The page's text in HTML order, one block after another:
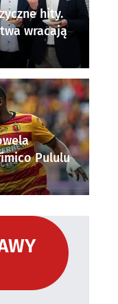
hity.
wracają
Pululu